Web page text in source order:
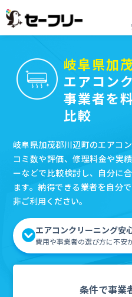
岐阜県加
エアコン
事業者を
比較
岐阜県加茂郡川辺町のエアコ
コミ数や評価、修理料金や実
ーなどで比較検討し、自分に
ます。納得できる業者を自分
非ご利用ください。
エアコンクリーニング安
費用や事業者の選び方に不安
条件で事業